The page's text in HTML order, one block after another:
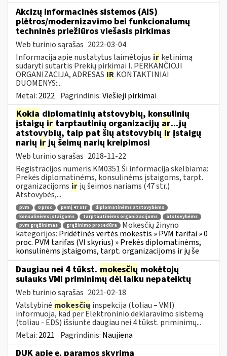
Akcizų informacinės sistemos (AIS)
plėtros/modernizavimo bei funkcionalumų
techninės priežiūros viešasis pirkimas
Web turinio sąrašas 2022-03-04
Informacija apie nustatytus laimėtojus ir ketinimą
sudaryti sutartis Prekių pirkimai I. PERKANČIOJI
ORGANIZACIJA, ADRESAS IR KONTAKTINIAI
DUOMENYS:...
Metai: 2022 Pagrindinis:Viešieji pirkimai
Kokia diplomatinių atstovybių, konsulinių
įstaigų ir tarptautinių organizacijų ar...jų
atstovybių, taip pat šių atstovybiųir įstaigų
narių irjų šeimų narių kreipimosi
Web turinio sąrašas 2018-11-22
Registracijos numeris KM0351 Ši informacija skelbiama:
Prekės diplomatinėms, konsulinėms įstaigoms, tarpt.
organizacijoms ir jų šeimos nariams (47 str.)
Atstovybės,...
pvm 0 proc pvmį 47 str
diplomatinėms atstovybėms
konsulinėms įstaigoms
tarptautinėms organizacijoms
atstovybėms
pvm grąžinimas
grąžinimo procedūra
Mokesčių žinyno
kategorijos: Pridėtinės vertės mokestis » PVM tarifai » 0
proc. PVM tarifas (VI skyrius) » Prekės diplomatinėms,
konsulinėms įstaigoms, tarpt. organizacijoms ir jų še
Daugiau nei 4 tūkst. mokesčių mokėtojų
sulauks VMI priminimų dėl laiku nepateiktų
Web turinio sąrašas 2021-02-18
Valstybinė mokesčių inspekcija (toliau – VMI)
informuoja, kad per Elektroninio deklaravimo sistemą
(toliau - EDS) išsiuntė daugiau nei 4 tūkst. priminimų...
Metai: 2021 Pagrindinis: Naujiena
DUK apie e. paramos skyrimą